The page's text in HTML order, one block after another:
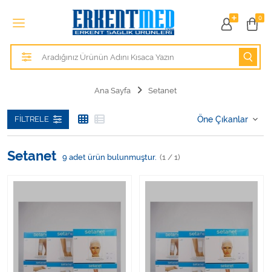
0
Tüm Kategoriler
Alezler
Hasta Bakım Ürünleri
Kişisel Bakım ve Sağlık
Ana Sayfa Setanet
FILTRELE
Setanet 9 adet ürün bulunmuştur. (1 / 1)